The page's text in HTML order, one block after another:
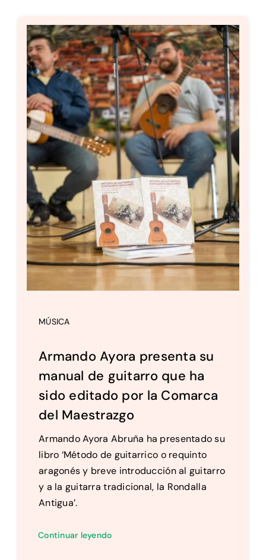
MÚSICA
Armando Ayora presenta su
manual de guitarro que ha
sido editado por la Comarca
del Maestrazgo
Armando Ayora Abruña ha presentado su
libro ‘Método de guitarrico o requinto
aragonés y breve introducción al guitarro
y a la guitarra tradicional, la Rondalla
Antigua’.
Continuar leyendo